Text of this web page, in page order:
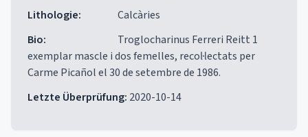
Lithologie:
Calcàries
Bio:
Troglocharinus Ferreri Reitt 1
exemplar mascle i dos femelles, recol·lectats per
Carme Picañol el 30 de setembre de 1986.
Letzte Überprüfung: 2020-10-14